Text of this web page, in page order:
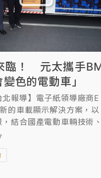
臨！ 元太攜手
色的電動車」
北報導】電子紙領導廠商
的車載顯示解決方案，
結合國產電動車輛技術
顯示技術的研發成果，充
車體外觀，讓交通運具同
。目前完整車載顯示解決